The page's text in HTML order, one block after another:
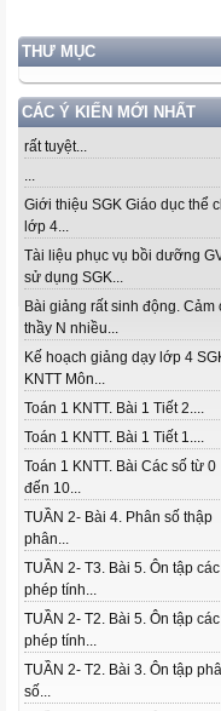
THƯ MỤC
CÁC Ý KIẾN MỚI NHẤT
rất tuyệt...
...
Giới thiệu SGK Giáo dục thể
lớp 4...
Tài liệu phục vụ bồi dưỡng
sử dụng SGK...
Bài giảng rất sinh động. Cảm
thầy N nhiều...
Kế hoạch giảng dạy lớp 4
KNTT Môn...
Toán 1 KNTT. Bài 1 Tiết 2....
Toán 1 KNTT. Bài 1 Tiết 1....
Toán 1 KNTT. Bài Các số từ 0
đến 10...
TUẦN 2- Bài 4. Phân số thập
phân...
TUẦN 2- T3. Bài 5. Ôn tập các
phép tính...
TUẦN 2- T2. Bài 5. Ôn tập các
phép tính...
TUẦN 2- T2. Bài 3. Ôn tập
số...